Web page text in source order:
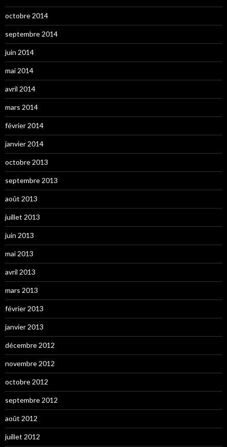
octobre 2014
septembre 2014
juin 2014
mai 2014
avril 2014
mars 2014
février 2014
janvier 2014
octobre 2013
septembre 2013
août 2013
juillet 2013
juin 2013
mai 2013
avril 2013
mars 2013
février 2013
janvier 2013
décembre 2012
novembre 2012
octobre 2012
septembre 2012
août 2012
juillet 2012